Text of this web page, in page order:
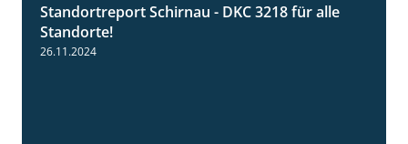
2:02
Standortreport Schirnau - DKC 3218 für alle
Standorte!
26.11.2024